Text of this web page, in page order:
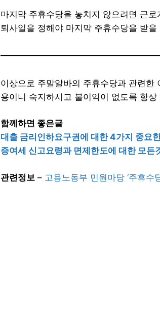
마지막 주휴수당을 놓치지 않으려면 근
퇴사일을 정해야 마지막 주휴수당을 받을
이상으로 주말알바의 주휴수당과 관련한
용이니 숙지하시고 불이익이 없도록 항
함께하면 좋은글
대출 금리인하요구권에 대한 4가지 중요
증여세 신고요령과 면제한도에 대한 모든
관련정보 – 고용노동부 민원마당 ‘주휴수